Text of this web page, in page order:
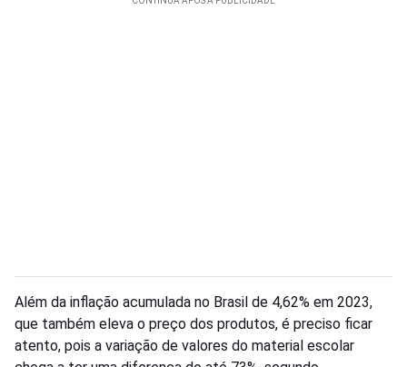
Além da inflação acumulada no Brasil de 4,62% em 2023,
que também eleva o preço dos produtos, é preciso ficar
atento, pois a variação de valores do material escolar